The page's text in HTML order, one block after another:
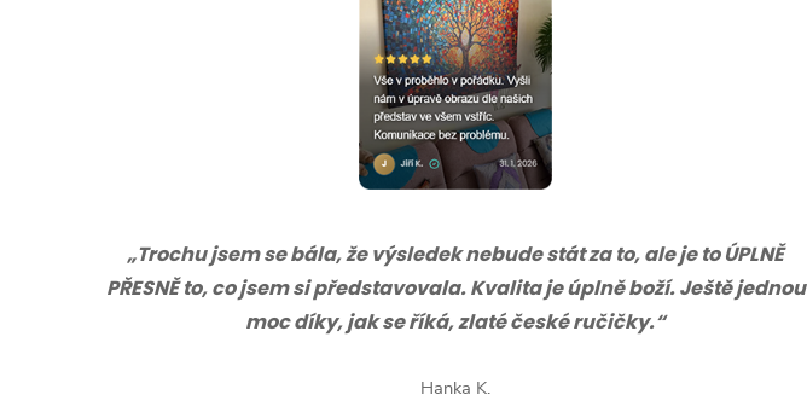
„Trochu jsem se bála, že výsledek nebude stát za to, ale je to ÚPLNĚ
PŘESNĚ to, co jsem si představovala. Kvalita je úplně boží. Ještě jednou
moc díky, jak se říká, zlaté české ručičky.“
Hanka K.